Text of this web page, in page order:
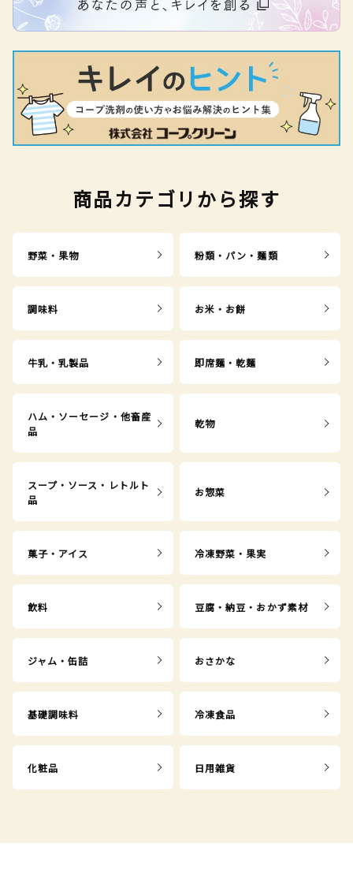
商品カテゴリから探す
野菜・果物 粉類・パン・麺類
調味料 お米・お餅
牛乳・乳製品 即席麺・乾麺
ハム・ソーセージ・他畜産
品
乾物
スープ・ソース・レトルト
品
お惣菜
菓子・アイス 冷凍野菜・果実
飲料 豆腐・納豆・おかず素材
ジャム・缶詰 おさかな
基礎調味料 冷凍食品
化粧品 日用雑貨